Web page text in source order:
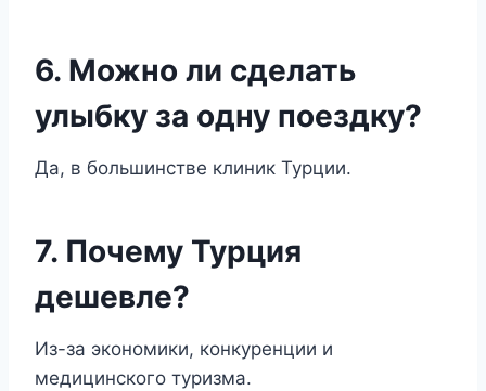
6. Можно ли сделать
улыбку за одну поездку?
Да, в большинстве клиник Турции.
7. Почему Турция
дешевле?
Из-за экономики, конкуренции и
медицинского туризма.